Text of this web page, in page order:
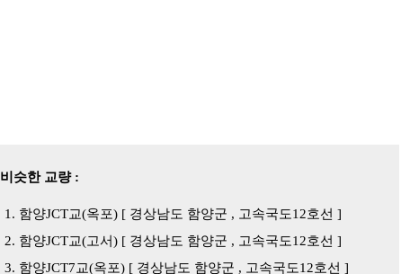
비슷한 교량 :
함양JCT교(옥포) [ 경상남도 함양군 , 고속국도12호선 ]
함양JCT교(고서) [ 경상남도 함양군 , 고속국도12호선 ]
함양JCT7교(옥포) [ 경상남도 함양군 , 고속국도12호선 ]